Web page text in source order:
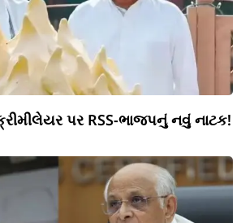
પર RSS-ભાજપનું નવું નાટક!